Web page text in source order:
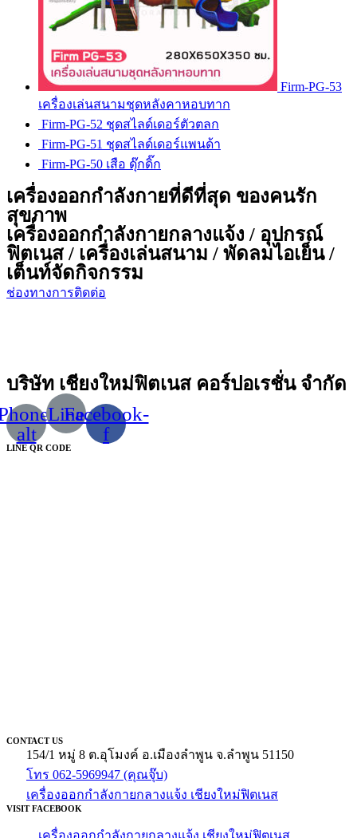
Firm-PG-53
เครื่องเล่นสนามชุดหลังคาหอบทาก
Firm-PG-52 ชุดสไลด์เดอร์ตัวตลก
Firm-PG-51 ชุดสไลด์เดอร์แพนด้า
Firm-PG-50 เสือ ดุ๊กดิ๊ก
เครื่องออกกำลังกายที่ดีที่สุด ของคนรัก
สุขภาพ
เครื่องออกกำลังกายกลางแจ้ง / อุปกรณ์
ฟิตเนส / เครื่องเล่นสนาม / พัดลมไอเย็น /
เต็นท์จัดกิจกรรม
ช่องทางการติดต่อ
บริษัท เชียงใหม่ฟิตเนส คอร์ปอเรชั่น จำกัด
alt
Line
Facebook-
f
LINE QR CODE
CONTACT US
154/1 หมู่ 8 ต.อุโมงค์ อ.เมืองลำพูน จ.ลำพูน 51150
โทร 062-5969947 (คุณจุ๊บ)
เครื่องออกกำลังกายกลางแจ้ง เชียงใหม่ฟิตเนส
VISIT FACEBOOK
เครื่องออกกำลังกายกลางแจ้ง เชียงใหม่ฟิตเนส